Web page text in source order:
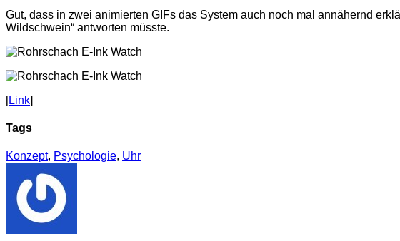
Gut, dass in zwei animierten GIFs das System auch noch mal annähernd
Wildschwein“ antworten müsste.
[Link]
Tags
Konzept, Psychologie, Uhr